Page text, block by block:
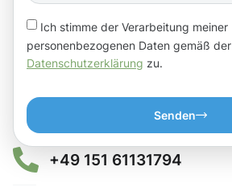
Ich stimme der Verarbeitung meiner
personenbezogenen Daten gemäß der
Datenschutzerklärung zu.
Senden
+49 151 61131794